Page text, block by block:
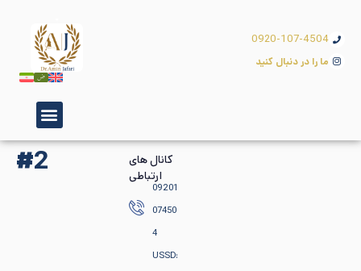
0920-107-4504
ما را در دنبال کنید
#2
کانال های
ارتباطی
09201
07450
4
USSD: